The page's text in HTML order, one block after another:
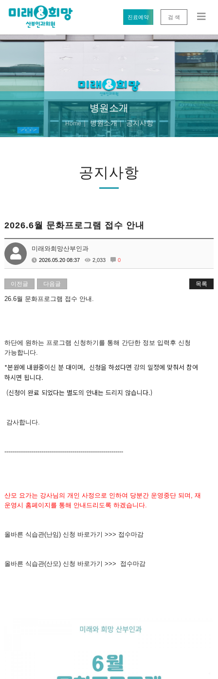
진료예약 검 색
병원소개
Home 병원소개 공지사항
공지사항
2026.6월 문화프로그램 접수 안내
미래와희망산부인과
2026.05.20 08:37 2,033 0
이전글 다음글 목록
26.6월 문화프로그램 접수 안내.
하단에 원하는 프로그램 신청하기를 통해 간단한 정보 입력후 신청
가능합니다.
*본원에 내원중이신 분 대이며, 신청을 하셨다면 강의 일정에 맞춰서 참여
하시면 됩니다.
(신청이 완료 되었다는 별도의 안내는 드리지 않습니다.)
감사합니다.
-------------------------------------------------------------
산모 요가는 강사님의 개인 사정으로 인하여 당분간 운영중단 되며, 재
운영시 홈페이지를 통해 안내드리도록 하겠습니다.
올바른 식습관(난임) 신청 바로가기 >>> 접수마감
올바른 식습관(산모) 신청 바로가기 >>> 접수마감